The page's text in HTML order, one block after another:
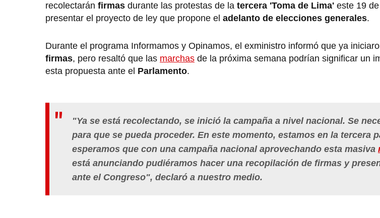
recolectarán firmas durante las protestas de la tercera 'Toma de Lima' este 19
presentar el proyecto de ley que propone el adelanto de elecciones generales.
Durante el programa Informamos y Opinamos, el exministro informó que ya
firmas, pero resaltó que las marchas de la próxima semana podrían significar un
esta propuesta ante el Parlamento.
"Ya se está recolectando, se inició la campaña a nivel nacional. Se
para que se pueda proceder. En este momento, estamos en la tercera
esperamos que con una campaña nacional aprovechando esta masiva
está anunciando pudiéramos hacer una recopilación de firmas y
ante el Congreso", declaró a nuestro medio.